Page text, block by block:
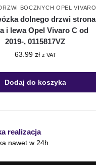
BOCZNYCH OPEL VIVARO
dolnego drzwi strona
i lewa Opel Vivaro C od
2019-, 0115817VZ
63.99 zł z VAT
Dodaj do koszyka
realizacja
nawet w 24h